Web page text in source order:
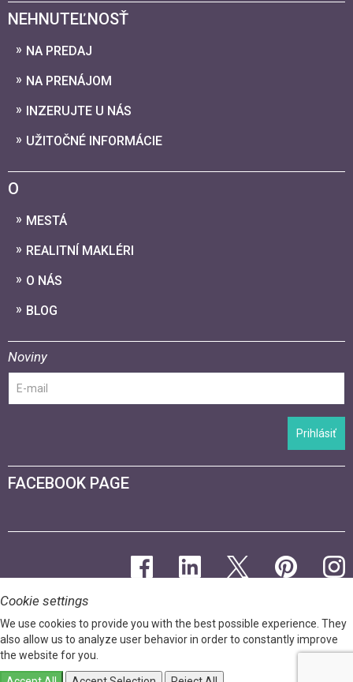
NEHNUTEĽNOSŤ
NA PREDAJ
NA PRENÁJOM
INZERUJTE U NÁS
UŽITOČNÉ INFORMÁCIE
O
MESTÁ
REALITNÍ MAKLÉRI
O NÁS
BLOG
Noviny
Prihlásiť
FACEBOOK PAGE
Cookie settings
We use cookies to provide you with the best possible experience. They
also allow us to analyze user behavior in order to constantly improve
the website for you.